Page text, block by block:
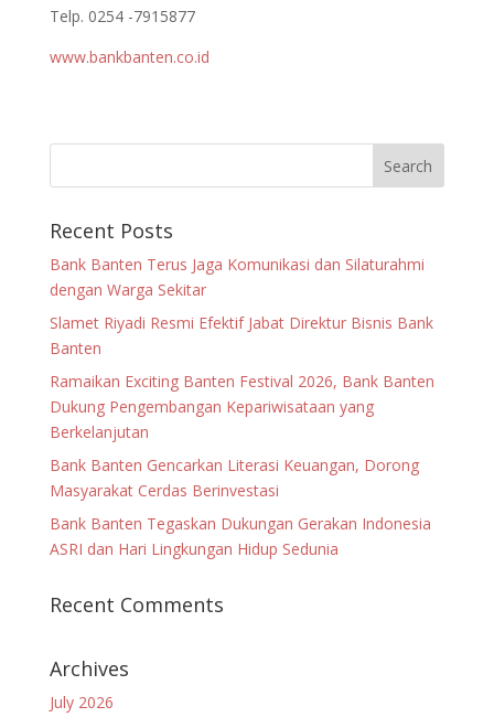
Telp. 0254 -7915877
www.bankbanten.co.id
Recent Posts
Bank Banten Terus Jaga Komunikasi dan Silaturahmi
dengan Warga Sekitar
Slamet Riyadi Resmi Efektif Jabat Direktur Bisnis Bank
Banten
Ramaikan Exciting Banten Festival 2026, Bank Banten
Dukung Pengembangan Kepariwisataan yang
Berkelanjutan
Bank Banten Gencarkan Literasi Keuangan, Dorong
Masyarakat Cerdas Berinvestasi
Bank Banten Tegaskan Dukungan Gerakan Indonesia
ASRI dan Hari Lingkungan Hidup Sedunia
Recent Comments
Archives
July 2026